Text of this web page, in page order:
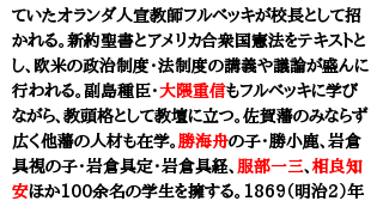
ていたオランダ人宣教師フルベッキが校長として招
かれる。新約聖書とアメリカ合衆国憲法をテキストと
し、欧米の政治制度・法制度の講義や議論が盛んに
行われる。副島種臣・大隈重信もフルベッキに学び
ながら、教頭格として教壇に立つ。佐賀藩のみならず
広く他藩の人材も在学。 勝海舟の子・勝小鹿、岩倉
具視の子・岩倉具定・岩倉具経、 服部一三、 相良知
安ほか100余名の学生を擁する。1869（明治2）年